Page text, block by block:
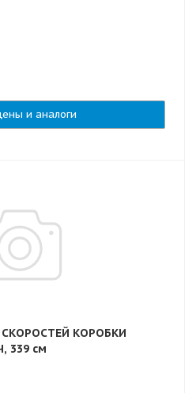
и аналоги
КОРОБКИ
339 см